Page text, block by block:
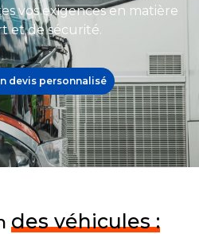
vos exigences en matière
et de sécurité.
devis personnalisé
des véhicules :